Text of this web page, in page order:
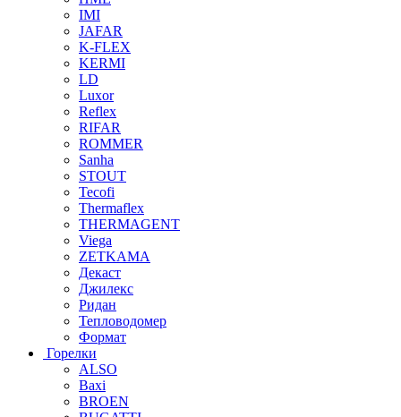
IMI
JAFAR
K-FLEX
KERMI
LD
Luxor
Reflex
RIFAR
ROMMER
Sanha
STOUT
Tecofi
Thermaflex
THERMAGENT
Viega
ZETKAMA
Декаст
Джилекс
Ридан
Тепловодомер
Формат
Горелки
ALSO
Baxi
BROEN